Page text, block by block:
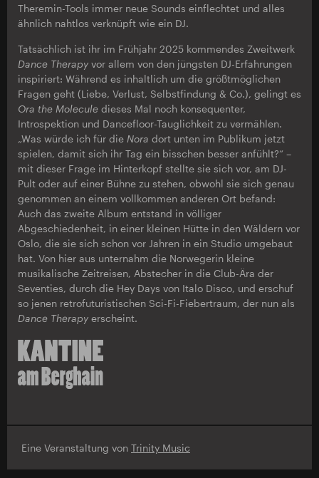
Theremin-Tools immer neue Sounds einflechtet und alles
ähnlich nahtlos verknüpft wie ein DJ.
Tatsächlich ist ihr im Frühjahr 2025 kommendes Zweitwerk
Dance Therapy vor allem von den jüngsten DJ-Erfahrungen
inspiriert: Während es inhaltlich um die größtmöglichen
Fragen geht (Liebe, Verlust, Selbstfindung & Co.), gelingt es
Ora the Molecule dieses Mal noch konsequenter,
Introspektion und Dancefloor-Tauglichkeit zu vermählen.
„Was würde ich für die Nora dort unten im Publikum jetzt
spielen, damit sich ihr Tag ein bisschen besser anfühlt?“ –
mit dieser Frage im Hinterkopf stellte sie sich vor, am DJ-
Pult oder auf einer Bühne zu stehen, obwohl sie sich genau
genommen an einem vollkommen anderen Ort befand:
Auch das zweite Album entstand in völliger
Abgeschiedenheit, in einer kleinen Hütte in den Wäldern vor
Oslo, die sie sich schon vor Jahren in ein Studio umgebaut
hat. Von hier aus unternahm die Norwegerin kleine
musikalische Zeitreisen, Abstecher in die Club-Ära der
Seventies, durch die Hey Days von Italo Disco, und erschuf
so jenen retrofuturistischen Sci-Fi-Fiebertraum, der nun als
Dance Therapy erscheint.
Eine Veranstaltung von Trinity Music